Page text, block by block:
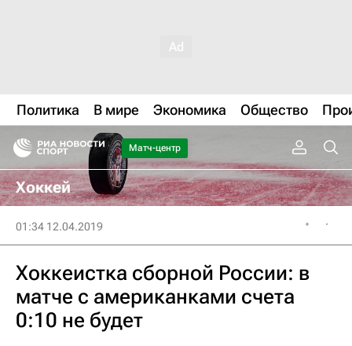
Политика В мире Экономика Общество
Матч-центр
Хоккей
01:34 12.04.2019
Хоккеистка сборной России: в
матче с американками счета
0:10 не будет